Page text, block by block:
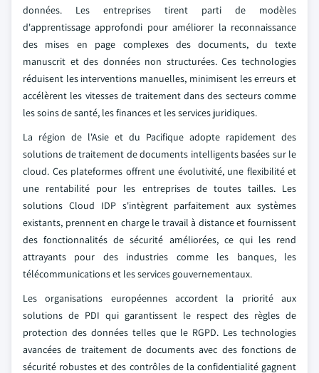
données. Les entreprises tirent parti de modèles
d'apprentissage approfondi pour améliorer la reconnaissance
des mises en page complexes des documents, du texte
manuscrit et des données non structurées. Ces technologies
réduisent les interventions manuelles, minimisent les erreurs et
accélèrent les vitesses de traitement dans des secteurs comme
les soins de santé, les finances et les services juridiques.
La région de l'Asie et du Pacifique adopte rapidement des
solutions de traitement de documents intelligents basées sur le
cloud. Ces plateformes offrent une évolutivité, une flexibilité et
une rentabilité pour les entreprises de toutes tailles. Les
solutions Cloud IDP s'intègrent parfaitement aux systèmes
existants, prennent en charge le travail à distance et fournissent
des fonctionnalités de sécurité améliorées, ce qui les rend
attrayants pour des industries comme les banques, les
télécommunications et les services gouvernementaux.
Les organisations européennes accordent la priorité aux
solutions de PDI qui garantissent le respect des règles de
protection des données telles que le RGPD. Les technologies
avancées de traitement de documents avec des fonctions de
sécurité robustes et des contrôles de la confidentialité gagnent